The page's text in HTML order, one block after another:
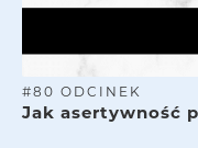
#80 ODCINEK
Jak asertywność